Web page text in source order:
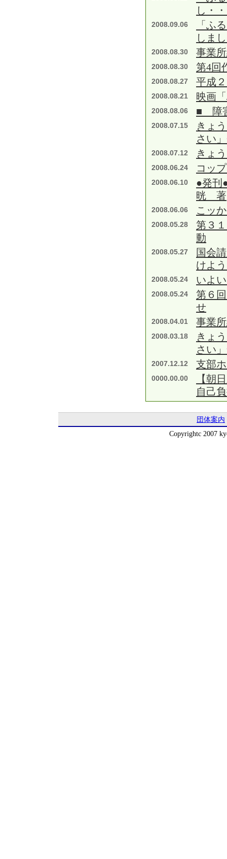
し・
2008.09.06
「ふ
しま
2008.08.30 事業
2008.08.30 第4回
2008.08.27 平成
2008.08.21 映画
2008.08.06 ■ 障
2008.07.15
きょ
さい
2008.07.12 きょ
2008.06.24 コッ
2008.06.10
●発刊
晄 著
2008.06.06 こッ
2008.05.28
第３
動
2008.05.27
国会
けよ
2008.05.24 いよ
2008.05.24
第６
せ
2008.04.01 事業
2008.03.18
きょ
さい
2007.12.12 支部
0000.00.00
【朝
自己
団体案内
Copyrightc 2007